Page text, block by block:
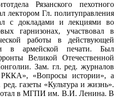
Рязанского пехотного
лектором Гл. политуправления
с докладами и лекциями во
гарнизонах, участвовал в
работы в действующей
в армейской печати. Был
Великой Отечественной
Зам. гл. ред. журналов
РККА», «Вопросы истории», а
газеты «Культура и жизнь».
в МГПИ им. В.И. Ленина. В